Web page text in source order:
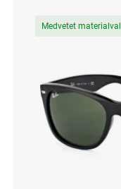
Medvetet materialval